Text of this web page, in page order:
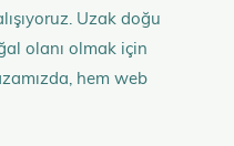
Uzak doğu
olanı olmak için
hem web